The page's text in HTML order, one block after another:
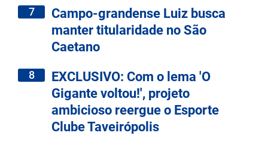
7
Campo-grandense Luiz busca
manter titularidade no São
Caetano
8
EXCLUSIVO: Com o lema 'O
Gigante voltou!', projeto
ambicioso reergue o Esporte
Clube Taveirópolis